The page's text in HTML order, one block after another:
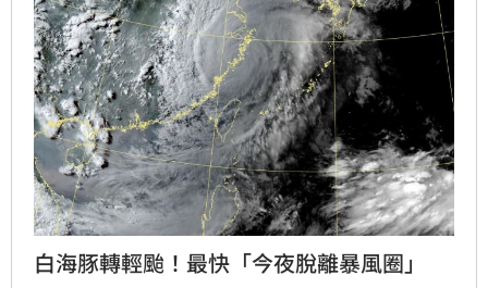
白海豚轉輕颱！最快「今夜脫離暴風圈」